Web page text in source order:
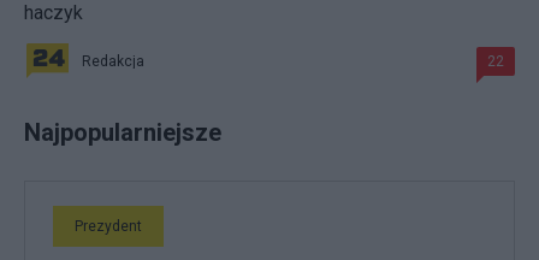
haczyk
Redakcja 22
Najpopularniejsze
Prezydent